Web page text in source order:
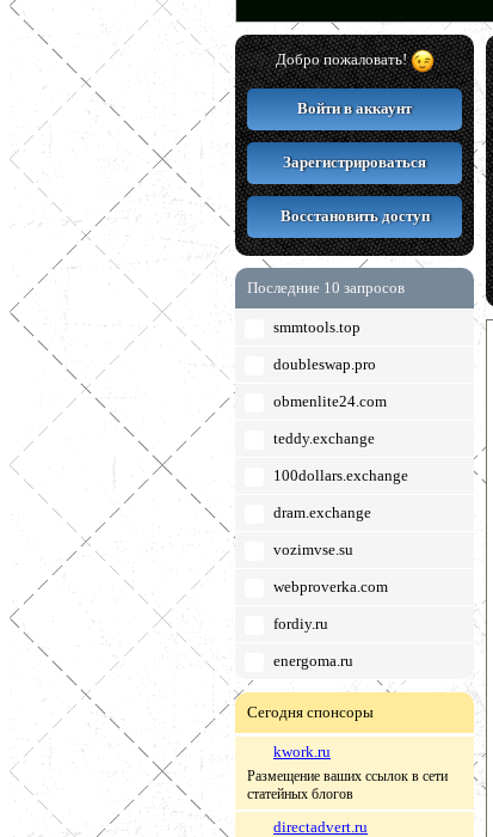
Добро пожаловать!
Войти в аккаунт
Зарегистрироваться
Восстановить доступ
Последние 10 запросов
smmtools.top
doubleswap.pro
obmenlite24.com
teddy.exchange
100dollars.exchange
dram.exchange
vozimvse.su
webproverka.com
fordiy.ru
energoma.ru
Сегодня спонсоры
kwork.ru
Размещение ваших ссылок в сети
статейных блогов
directadvert.ru